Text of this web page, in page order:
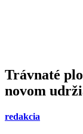
Trávnaté
novom
redakcia